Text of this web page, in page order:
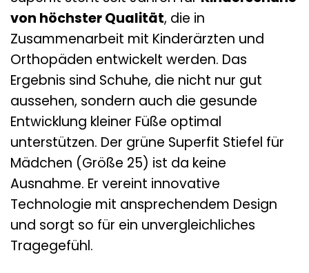
von höchster Qualität, die in
Zusammenarbeit mit Kinderärzten und
Orthopäden entwickelt werden. Das
Ergebnis sind Schuhe, die nicht nur gut
aussehen, sondern auch die gesunde
Entwicklung kleiner Füße optimal
unterstützen. Der grüne Superfit Stiefel für
Mädchen (Größe 25) ist da keine
Ausnahme. Er vereint innovative
Technologie mit ansprechendem Design
und sorgt so für ein unvergleichliches
Tragegefühl.